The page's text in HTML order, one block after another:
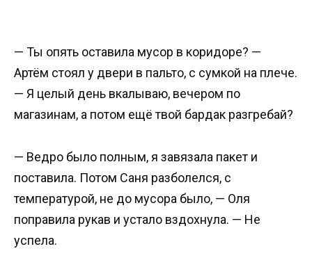
— Ты опять оставила мусор в коридоре? —
Артём стоял у двери в пальто, с сумкой на плече.
— Я целый день вкалываю, вечером по
магазинам, а потом ещё твой бардак разгребай?
— Ведро было полным, я завязала пакет и
поставила. Потом Саня разболелся, с
температурой, не до мусора было, — Оля
поправила рукав и устало вздохнула. — Не
успела.